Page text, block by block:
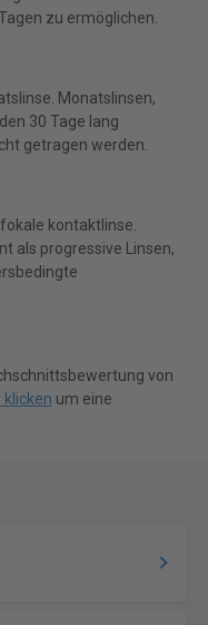
zu ermöglichen.
Monatslinsen,
30 Tage lang
getragen werden.
kontaktlinse.
als progressive Linsen,
von
klicken um eine